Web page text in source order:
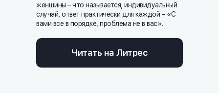
женщины – что называется, индивидуальный
случай, ответ практически для каждой – «С
вами все в порядке, проблема не в вас».
Читать на Литрес